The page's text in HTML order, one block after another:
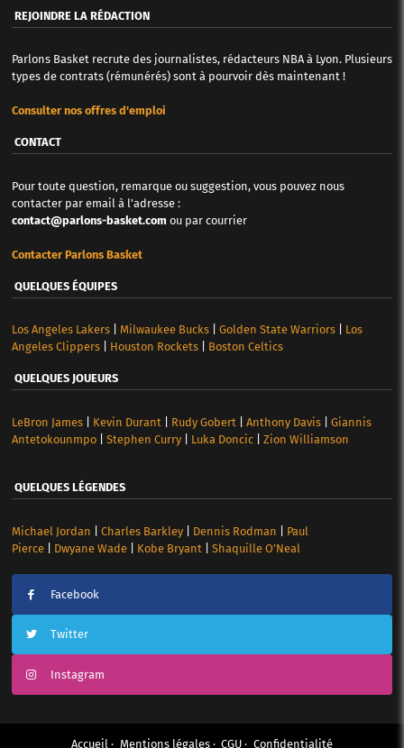
REJOINDRE LA RÉDACTION
Parlons Basket recrute des journalistes, rédacteurs NBA à Lyon. Plusieurs
types de contrats (rémunérés) sont à pourvoir dès maintenant !
Consulter nos offres d'emploi
CONTACT
Pour toute question, remarque ou suggestion, vous pouvez nous
contacter par email à l'adresse :
contact@parlons-basket.com ou par courrier
Contacter Parlons Basket
QUELQUES ÉQUIPES
Los Angeles Lakers| Milwaukee Bucks| Golden State Warriors| Los
Angeles Clippers| Houston Rockets| Boston Celtics
QUELQUES JOUEURS
LeBron James| Kevin Durant Rudy Gobert Anthony Davis| Giannis
Antetokounmpo| Stephen Curry| Luka Doncic| Zion Williamson
QUELQUES LÉGENDES
Michael Jordan Charles Barkley| Dennis Rodman
Paul
Pierce| Dwyane Wade| Kobe Bryant Shaquille O’Neal
Facebook
Twitter
Instagram
Accueil Mentions légales CGU Confidentialité